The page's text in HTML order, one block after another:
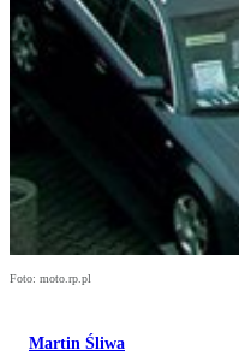
Foto: moto.rp.pl
Martin Śliwa